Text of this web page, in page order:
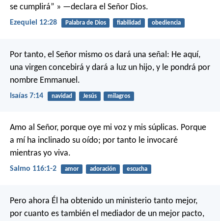
se cumplirá” » —declara el Señor Dios.
Ezequiel 12:28 Palabra de Dios fiabilidad obediencia
Por tanto, el Señor mismo os dará una señal: He aquí,
una virgen concebirá y dará a luz un hijo, y le pondrá por
nombre Emmanuel.
Isaías 7:14 navidad Jesús milagros
Amo al Señor, porque oye mi voz y mis súplicas. Porque
a mí ha inclinado su oído; por tanto le invocaré
mientras yo viva.
Salmo 116:1-2 amor adoración escucha
Pero ahora Él ha obtenido un ministerio tanto mejor,
por cuanto es también el mediador de un mejor pacto,